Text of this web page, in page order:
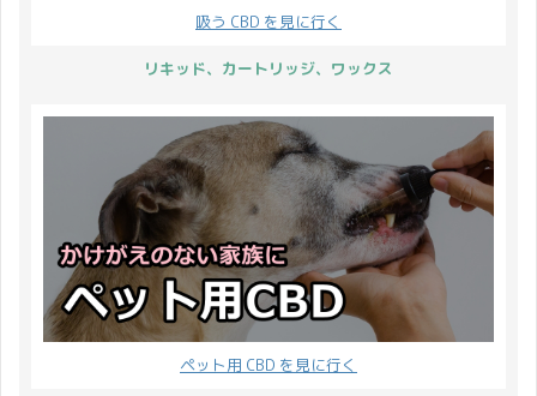
吸う CBD を見に行く
リキッド、カートリッジ、ワックス
ペット用 CBD を見に行く